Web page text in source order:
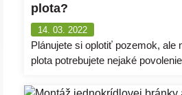
plota?
14. 03. 2022
Plánujete si oplotiť pozemok, ale
plota potrebujete nejaké